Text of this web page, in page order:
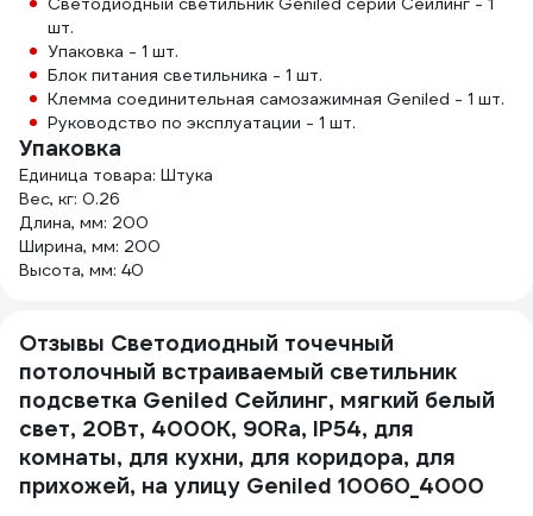
шт.
Упаковка - 1 шт.
Блок питания светильника - 1 шт.
Клемма соединительная самозажимная Geniled - 1 шт.
Руководство по эксплуатации - 1 шт.
Упаковка
Единица товара: Штука
Вес, кг: 0.26
Длина, мм: 200
Ширина, мм: 200
Высота, мм: 40
Отзывы Светодиодный точечный
потолочный встраиваемый светильник
подсветка Geniled Сейлинг, мягкий белый
свет, 20Вт, 4000K, 90Ra, IP54, для
комнаты, для кухни, для коридора, для
прихожей, на улицу Geniled 10060_4000